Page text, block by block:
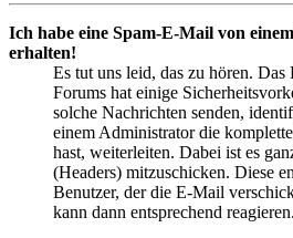
Ich habe eine Spam-E-Mail von
erhalten!
Es tut uns leid, das zu hören.
Forums hat einige
solche Nachrichten senden,
einem Administrator die
hast, weiterleiten. Dabei ist es
(Headers) mitzuschicken. Diese
Benutzer, der die E-Mail
kann dann entsprechend reagieren.